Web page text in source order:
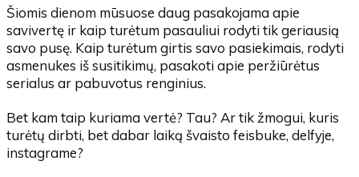
Šiomis dienom mūsuose daug pasakojama apie
savivertę ir kaip turėtum pasauliui rodyti tik geriausią
savo pusę. Kaip turėtum girtis savo pasiekimais, rodyti
asmenukes iš susitikimų, pasakoti apie peržiūrėtus
serialus ar pabuvotus renginius.
Bet kam taip kuriama vertė? Tau? Ar tik žmogui, kuris
turėtų dirbti, bet dabar laiką švaisto feisbuke, delfyje,
instagrame?